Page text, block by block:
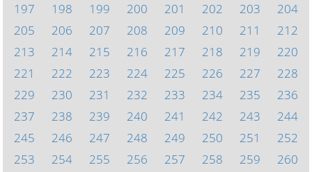
197
198 199 200 201 202 203
204
205
206 207 208 209 210 211
212
213
214 215 216 217 218 219
220
221
222 223 224 225 226 227
228
229
230 231 232 233 234 235
236
237
238 239 240 241 242 243
244
245
246 247 248 249 250 251
252
253
254 255 256 257 258 259
260